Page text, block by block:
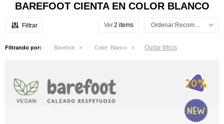
BAREFOOT CIENTA EN COLOR BLANCO
Ver Recomendados
Filtrando por: Barefoot Color: Blanco Quitar filtros